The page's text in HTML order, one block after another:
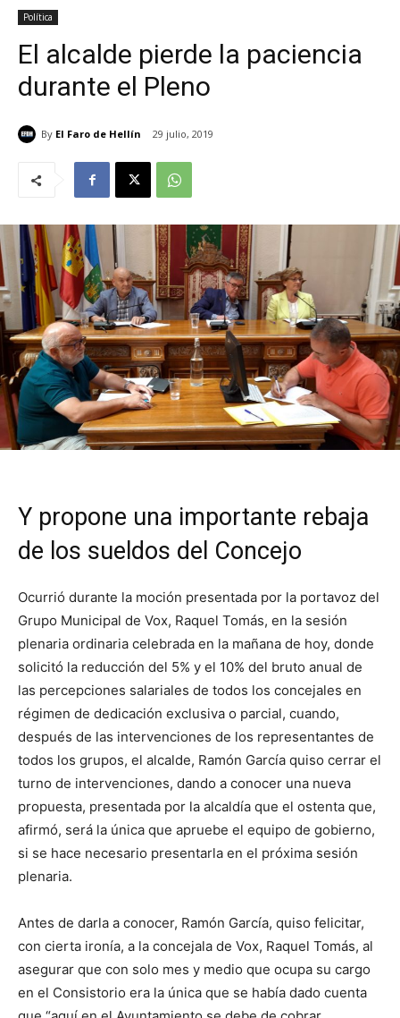
Política
El alcalde pierde la paciencia
durante el Pleno
By El Faro de Hellín 29 julio, 2019
Y propone una importante rebaja
de los sueldos del Concejo
Ocurrió durante la moción presentada por la portavoz del
Grupo Municipal de Vox, Raquel Tomás, en la sesión
plenaria ordinaria celebrada en la mañana de hoy, donde
solicitó la reducción del 5% y el 10% del bruto anual de
las percepciones salariales de todos los concejales en
régimen de dedicación exclusiva o parcial, cuando,
después de las intervenciones de los representantes de
todos los grupos, el alcalde, Ramón García quiso cerrar el
turno de intervenciones, dando a conocer una nueva
propuesta, presentada por la alcaldía que el ostenta que,
afirmó, será la única que apruebe el equipo de gobierno,
si se hace necesario presentarla en el próxima sesión
plenaria.
Antes de darla a conocer, Ramón García, quiso felicitar,
con cierta ironía, a la concejala de Vox, Raquel Tomás, al
asegurar que con solo mes y medio que ocupa su cargo
en el Consistorio era la única que se había dado cuenta